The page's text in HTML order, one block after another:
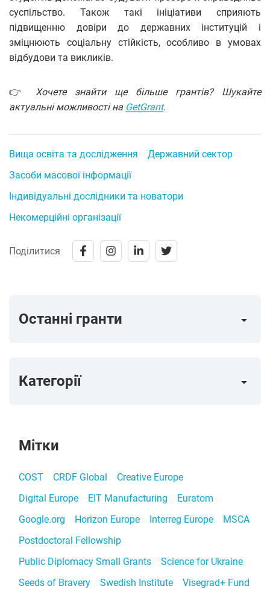
суспільство. Також такі ініціативи сприяють
підвищенню довіри до державних інституцій і
зміцнюють соціальну стійкість, особливо в умовах
відбудови та викликів.
👉 Хочете знайти ще більше грантів? Шукайте
актуальні можливості на GetGrant.
Вища освіта та дослідження
Державний сектор
Засоби масової інформації
Індивідуальні дослідники та новатори
Некомерційні організації
Поділитися
Останні гранти arrow_right
Категорії arrow_right
Мітки
COST CRDF Global
Creative Europe
Digital Europe
EIT Manufacturing
Euratom
Google.org
Horizon Europe Interreg Europe
MSCA
Postdoctoral Fellowship
Public Diplomacy Small Grants
Science for Ukraine
Seeds of Bravery
Swedish Institute
Visegrad+ Fund